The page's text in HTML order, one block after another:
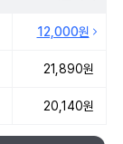
12,000원
21,890원
20,140원